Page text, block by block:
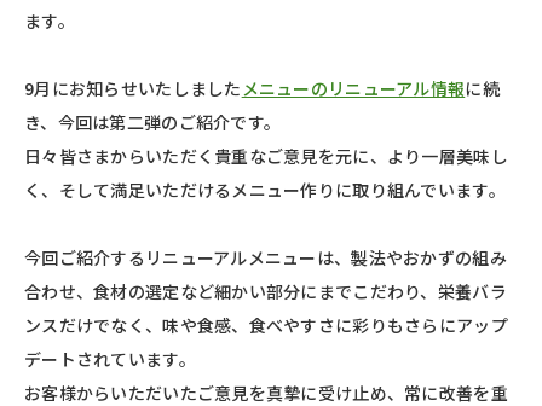
ます。
9月にお知らせいたしましたメニューのリニューアル情報に続
き、今回は第二弾のご紹介です。
日々皆さまからいただく貴重なご意見を元に、より一層美味し
く、そして満足いただけるメニュー作りに取り組んでいます。
今回ご紹介するリニューアルメニューは、製法やおかずの組み
合わせ、食材の選定など細かい部分にまでこだわり、栄養バラ
ンスだけでなく、味や食感、食べやすさに彩りもさらにアップ
デートされています。
お客様からいただいたご意見を真摯に受け止め、常に改善を重